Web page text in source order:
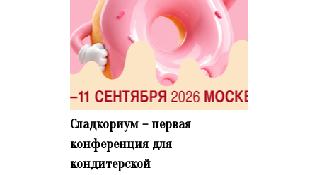
Сладкориум – первая
конференция для
кондитерской